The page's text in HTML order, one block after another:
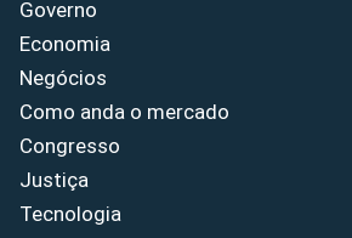
Governo
Economia
Negócios
Como anda o mercado
Congresso
Justiça
Tecnologia